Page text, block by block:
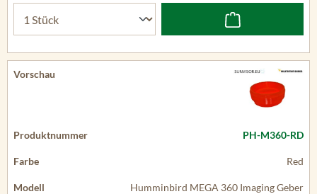
PH-M360-RD
Red
Humminbird MEGA 360 Imaging Geber